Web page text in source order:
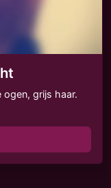
grijs haar.